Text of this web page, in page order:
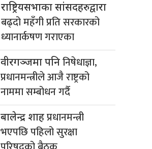
राष्ट्रियसभाका सांसदहरुद्वारा
बढ्दो महँगी प्रति सरकारको
ध्यानार्कषण गराएका
वीरगञ्जमा पनिनिषेधाज्ञा,
प्रधानमन्त्रीले आजै राष्ट्रको
नाममा सम्बोधन गर्दै
बालेन्द्र शाहप्रधानमन्त्री
भएपछि पहिलो सुरक्षा